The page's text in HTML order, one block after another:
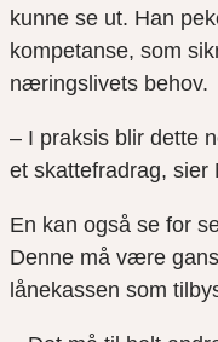
kunne se ut. Han
kompetanse, som
næringslivets behov.
– I praksis blir dette
et skattefradrag, sier
En kan også se for
Denne må være
lånekassen som